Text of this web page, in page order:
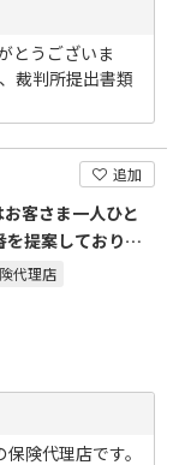
とうございま
裁判所提出書類
追加
客さま一人ひと
を提案しておりま
代理店
険代理店です。